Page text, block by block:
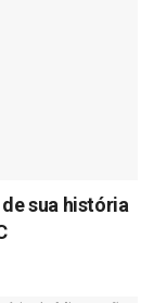
sua história